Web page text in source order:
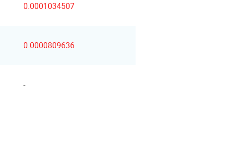
0.0001034507
0.0000809636
-